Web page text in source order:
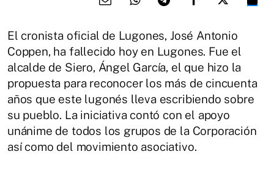
El cronista oficial de Lugones, José Antonio
Coppen, ha fallecido hoy en Lugones. Fue el
alcalde de Siero, Ángel García, el que hizo la
propuesta para reconocer los más de cincuenta
años que este lugonés lleva escribiendo sobre
su pueblo. La iniciativa contó con el apoyo
unánime de todos los grupos de la Corporación
así como del movimiento asociativo.